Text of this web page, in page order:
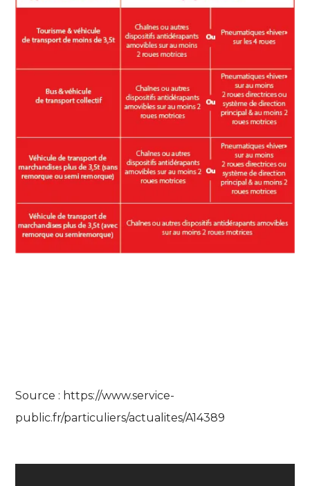
Source : https://www.service-
public.fr/particuliers/actualites/A14389